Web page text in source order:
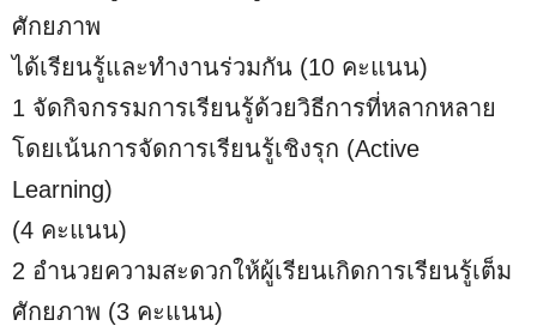
ศักยภาพ
ได้เรียนรู้และทํางานร่วมกัน (10 คะแนน)
1 จัดกิจกรรมการเรียนรู้ด้วยวิธีการที่หลากหลาย
โดยเน้นการจัดการเรียนรู้เชิงรุก (Active
Learning)
(4 คะแนน)
2 อำนวยความสะดวกให้ผู้เรียนเกิดการเรียนรู้เต็ม
ศักยภาพ (3 คะแนน)